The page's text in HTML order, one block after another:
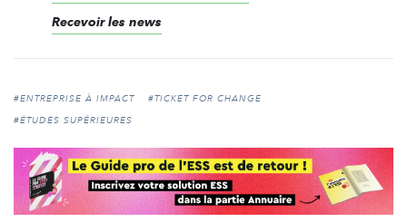
Recevoir les news
#ENTREPRISE À IMPACT
#TICKET FOR CHANGE
#ÉTUDES SUPÉRIEURES